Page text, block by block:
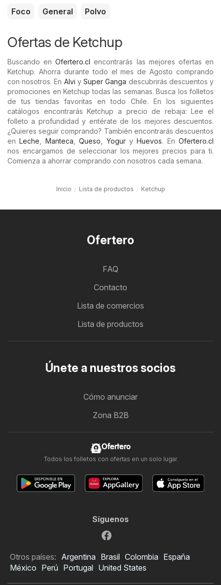
Foco
General Polvo
Ofertas de Ketchup
Buscando enOfertero.cl encontrarás las mejores ofertas en
Ketchup. Ahorra durante todo el mes de Agosto comprando
con nosotros. En Alvi ySuper Ganga descubrirás descuentos y
promociones en Ketchup todas las semanas. Busca los folletos
de tus tiendas favoritas en todo Chile. En los siguientes
catálogos encontrarás Ketchup a precio de rebaja: Lee el
folleto a profundidad y entérate de los mejores descuentos.
¿Quieres seguir comprando? También encontrarás descuentos
enLeche Manteca ,Queso YoguryHuevos. En Ofertero.cl
nos encargamos de seleccionar los mejores precios para ti.
Comienza a ahorrar comprando con nosotros cada semana.
Inicio Lista de productos Ketchup
Ofertero
FAQ
Contacto
Lista de comercios
Lista de productos
Únete a nuestros socios
Cómo anunciar
Zona B2B
Ofertero
Todos los folletos con ofertas en un solo lugar
Síguenos
Otros países: Argentina Brasil Colombia España
México Perú Portugal United States